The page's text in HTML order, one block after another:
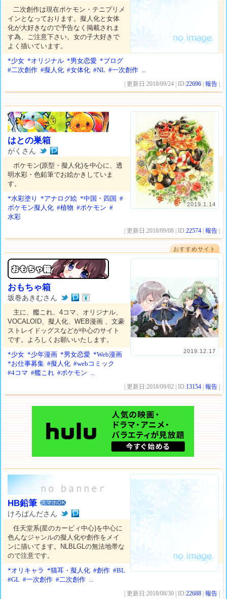
二次創作は現在ポケモン・テニプリメ
インとなっております。擬人化と女体
化が大好きなので予告なく掲載されま
す為、ご注意下さい。女の子大好きで
よく描いています。
*少女 *オリジナル *男女恋愛 *ブログ
#二次創作 #擬人化 #女体化 #NL #一次創作 ...
| 更新日:2018/09/24 | ID:22696 |報告
2019.1.14
はとの巣箱
がくさん
ポケモン(原型・擬人化)を中心に、透
明水彩・色鉛筆でお絵かきしていま
す。
*水彩塗り
*アナログ絵 *中国・四国 #
ポケモン擬人化 #植物 #ポケモン #
水彩
| 更新日:2018/09/08 | ID:22574 |報告
おすすめサイト
2019.12.17
おもちゃ箱
坂巻あきむさん
主に、艦これ、4コマ、オリジナル、
VOCALOID、擬人化、WEB漫画 、文豪
ストレイドッグスなどが中心のサイト
です。よろしくお願いいたします。
*少女 *少年漫画 *男女恋愛 *Web漫画
*お仕事募集 #擬人化 #webコミック
#4コマ #艦これ #ポケモン ...
| 更新日:2018/09/02 | ID:13154 |報告
HB鉛筆 スマホOK
けろぱんださん
任天堂系(星のカービィ中心)を中心に
色んなジャンルの擬人化や創作をメイ
ンに描いてます。NLBLGLの無法地帯な
ので注意です。
*オリキャラ *猫耳・擬人化 #創作 #BL
#GL #一次創作 #二次創作 ...
| 更新日:2018/08/30 | ID:22688 |報告